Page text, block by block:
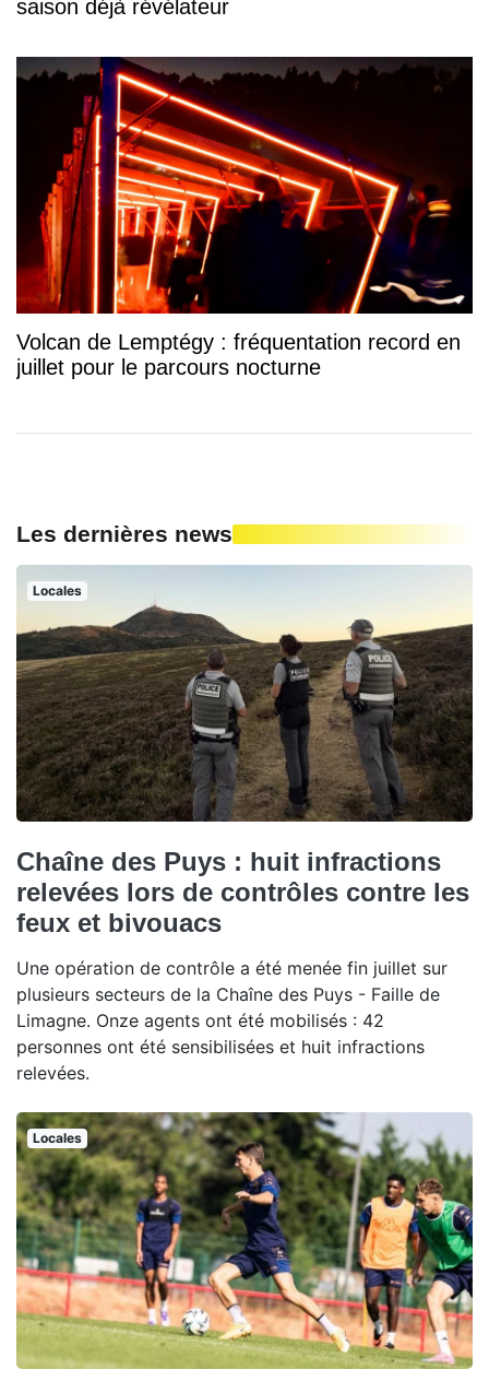
saison déjà révélateur
Volcan de Lemptégy : fréquentation record en
juillet pour le parcours nocturne
Les dernières news
Locales
Chaîne des Puys : huit infractions
relevées lors de contrôles contre les
feux et bivouacs
Une opération de contrôle a été menée fin juillet sur
plusieurs secteurs de la Chaîne des Puys - Faille de
Limagne. Onze agents ont été mobilisés : 42
personnes ont été sensibilisées et huit infractions
relevées.
Locales